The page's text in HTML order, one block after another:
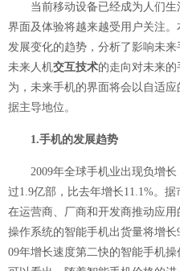
当前移动设备已经成为人们
界面及体验将越来越受用户关注
发展变化的趋势，分析了影响未
未来人机交互技术的走向对未来
为，未来手机的界面将会以自适
据主导地位。
1.手机的发展趋势
2009年全球手机业出现负增
过1.9亿部，比去年增长11.1%。据
在运营商、厂商和开发商推动应
操作系统的智能手机出货量将增长
09年增长速度第二快的智能手机